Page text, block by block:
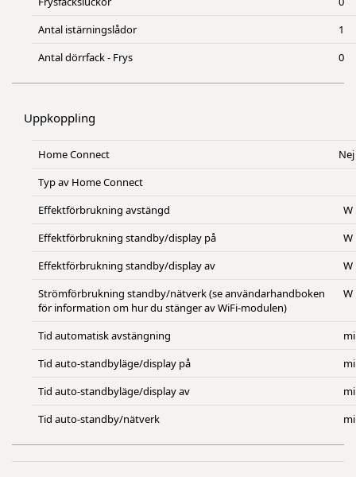
Antal istärningslådor
1
Antal dörrfack - Frys
0
Uppkoppling
Home Connect
Nej
Typ av Home Connect
Effektförbrukning avstängd
W
Effektförbrukning standby/display på
W
Effektförbrukning standby/display av
W
Strömförbrukning standby/nätverk (se användarhandboken
för information om hur du stänger av WiFi-modulen)
W
Tid automatisk avstängning
Tid auto-standbyläge/display på
Tid auto-standbyläge/display av
Tid auto-standby/nätverk